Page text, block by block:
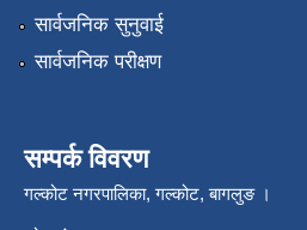
सार्वजनिक सुनुवाई
सार्वजनिक परीक्षण
सम्पर्क विवरण
गल्कोट नगरपालिका, गल्कोट, बागलुङ ।